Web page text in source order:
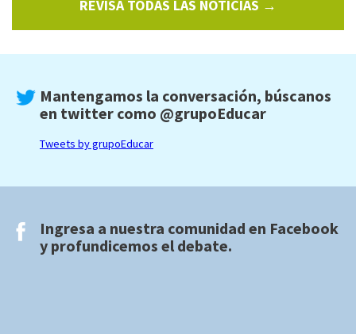
REVISA TODAS LAS NOTICIAS →
Mantengamos la conversación, búscanos
en twitter como @grupoEducar
Tweets by grupoEducar
Ingresa a nuestra comunidad en Facebook
y profundicemos el debate.